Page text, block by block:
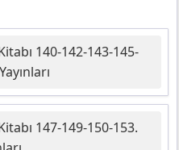
140-142-143-145-
147-149-150-153.